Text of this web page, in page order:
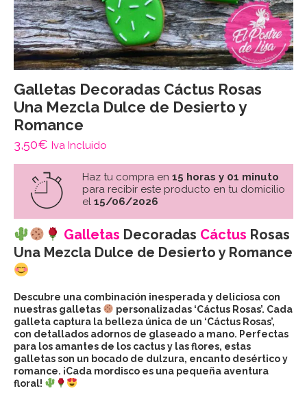
Galletas Decoradas Cáctus Rosas
Una Mezcla Dulce de Desierto y
Romance
3,50€ Iva Incluido
Haz tu compra en 15 horas y 01 minuto
para recibir este producto en tu domicilio
el 15/06/2026
Galletas Decoradas Cáctus Rosas
Una Mezcla Dulce de Desierto y Romance
Descubre una combinación inesperada y deliciosa con
nuestras galletas
personalizadas ‘Cáctus Rosas’. Cada
galleta captura la belleza única de un ‘Cáctus Rosas’,
con detallados adornos de glaseado a mano. Perfectas
para los amantes de los cactus y las flores, estas
galletas son un bocado de dulzura, encanto desértico y
romance. ¡Cada mordisco es una pequeña aventura
floral!